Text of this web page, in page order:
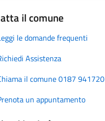
il comune
le domande frequenti
Assistenza
il comune 0187 941720
un appuntamento